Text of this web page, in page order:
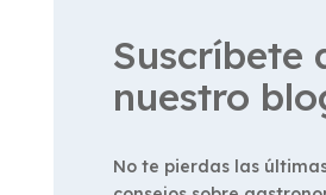
Suscríbete
nuestro
No te pierdas las